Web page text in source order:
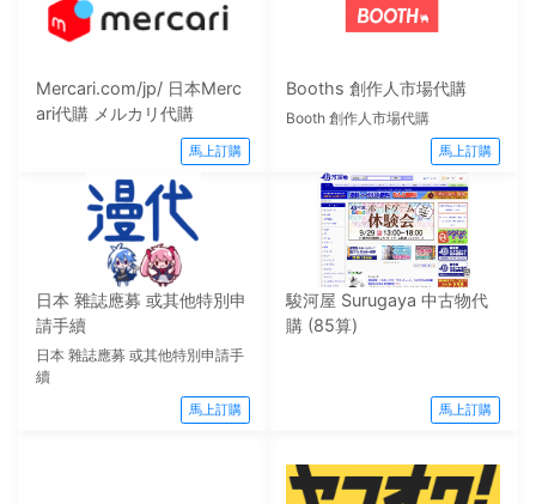
Mercari.com/jp/ 日本Merc
ari代購 メルカリ代購
馬上訂購
Booths 創作人市場代購
Booth 創作人市場代購
馬上訂購
日本 雜誌應募 或其他特別申
請手續
日本 雜誌應募 或其他特別申請手
續
馬上訂購
駿河屋 Surugaya 中古物代
購 (85算)
馬上訂購